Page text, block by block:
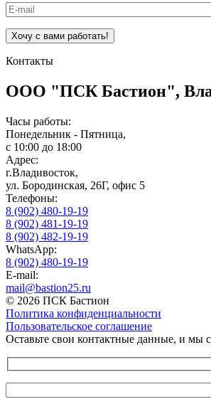
Контакты
ООО "ПСК Бастион",
Часы работы:
Понедельник - Пятница,
с 10:00 до 18:00
Адрес:
г.Владивосток,
ул. Бородинская, 26Г, офис 5
Телефоны:
8 (902) 480-19-19
8 (902) 481-19-19
8 (902) 482-19-19
WhatsApp:
8 (902) 480-19-19
E-mail:
mail@bastion25.ru
© 2026 ПСК Бастион
Политика конфиденциальности
Пользовательское соглашение
Оставьте свои контактные данные, и мы